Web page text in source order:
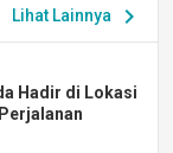
Lihat Lainnya chevron_right
Hadir di Lokasi